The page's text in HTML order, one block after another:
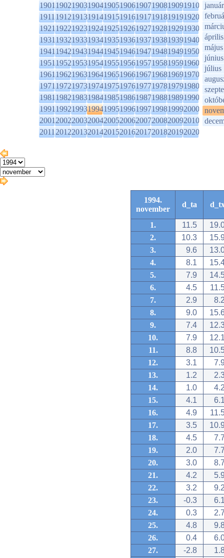
1901190219031904190519061907190819091910
1911191219131914191519161917191819191920
1921192219231924192519261927192819291930
1931193219331934193519361937193819391940
1941194219431944194519461947194819491950
1951195219531954195519561957195819591960
1961196219631964196519661967196819691970
1971197219731974197519761977197819791980
1981198219831984198519861987198819891990
1991199219931994199519961997199819992000
2001200220032004200520062007200820092010
2011201220132014201520162017201820192020
január
április
május
június
július
1994.
november
d_ta
1. 11.5
2.
10.3
3.
9.6
4.
8.1
5.
7.9
6.
4.5
7.
2.9
8.
9.0
9.
7.4
10.
7.9
11.
8.8
12.
3.1
13.
1.2
14.
1.0
15.
4.1
16.
4.9
17.
3.5
18.
4.5
19.
2.0
20.
3.0
21.
4.2
22.
3.2
23.
-0.3
24.
0.3
25.
4.8
26.
0.4
27.
-2.8